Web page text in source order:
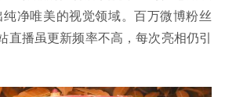
净唯美的视觉领域。百万微博粉丝
直播虽更新频率不高，每次亮相仍引